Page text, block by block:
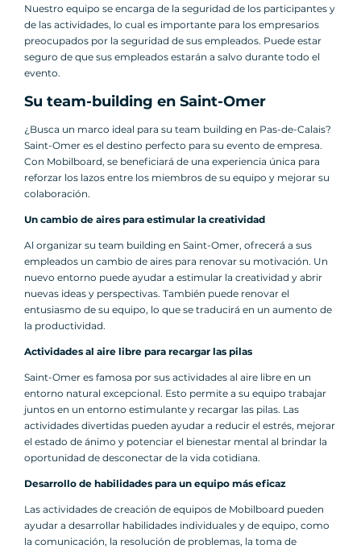
Nuestro equipo se encarga de la seguridad de los participantes y
de las actividades, lo cual es importante para los empresarios
preocupados por la seguridad de sus empleados. Puede estar
seguro de que sus empleados estarán a salvo durante todo el
evento.
Su team-building en Saint-Omer
¿Busca un marco ideal para su team building en Pas-de-Calais?
Saint-Omer es el destino perfecto para su evento de empresa.
Con Mobilboard, se beneficiará de una experiencia única para
reforzar los lazos entre los miembros de su equipo y mejorar su
colaboración.
Un cambio de aires para estimular la creatividad
Al organizar su team building en Saint-Omer, ofrecerá a sus
empleados un cambio de aires para renovar su motivación. Un
nuevo entorno puede ayudar a estimular la creatividad y abrir
nuevas ideas y perspectivas. También puede renovar el
entusiasmo de su equipo, lo que se traducirá en un aumento de
la productividad.
Actividades al aire libre para recargar las pilas
Saint-Omer es famosa por sus actividades al aire libre en un
entorno natural excepcional. Esto permite a su equipo trabajar
juntos en un entorno estimulante y recargar las pilas. Las
actividades divertidas pueden ayudar a reducir el estrés, mejorar
el estado de ánimo y potenciar el bienestar mental al brindar la
oportunidad de desconectar de la vida cotidiana.
Desarrollo de habilidades para un equipo más eficaz
Las actividades de creación de equipos de Mobilboard pueden
ayudar a desarrollar habilidades individuales y de equipo, como
la comunicación, la resolución de problemas, la toma de